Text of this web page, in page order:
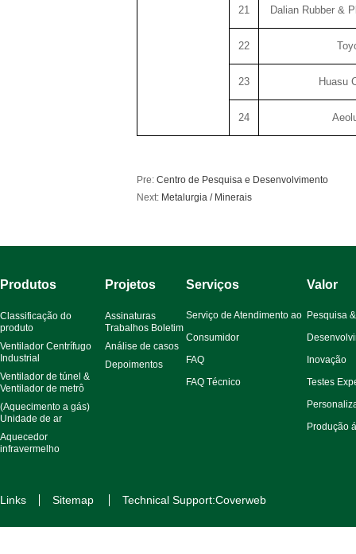
21 Dalian Rubber &
22
23 Huasu
24
Pre: Centro de Pesquisa e Desenvolvimento
Next: Metalurgia / Minerais
Produtos
Classificação do
produto
Ventilador Centrífugo
Industrial
Ventilador de túnel &
Ventilador de metrô
(Aquecimento a gás)
Unidade de ar
Aquecedor
infravermelho
Projetos
Assinaturas
Trabalhos Boletim
Análise de casos
Depoimentos
Serviços
Serviço de Atendimento ao
Consumidor
FAQ
FAQ Técnico
Valor
Pesquisa &
Inovação
Testes
Produção
Links Sitemap Technical Support:Coverweb